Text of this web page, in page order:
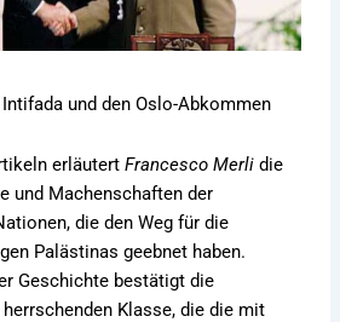
und den Oslo-Abkommen
erläutertFrancesco Merli die
und Machenschaften der
die den Weg für die
Palästinas geebnet haben.
Geschichte bestätigt die
Klasse, die die mit